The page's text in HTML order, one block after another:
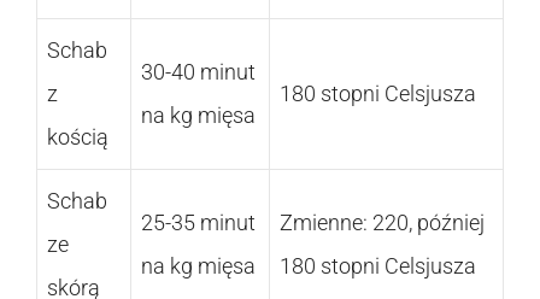
Schab
z
kością
30-40 minut
na kg mięsa
180 stopni Celsjusza
Schab
ze
skórą
25-35 minut
na kg mięsa
Zmienne: 220, później
180 stopni Celsjusza